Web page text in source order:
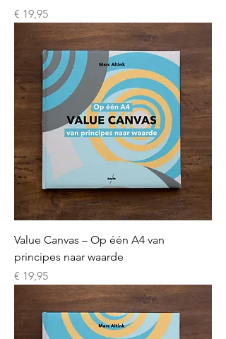
Prijs
€ 19,95
Value Canvas – Op één A4 van
principes naar waarde
Prijs
€ 19,95